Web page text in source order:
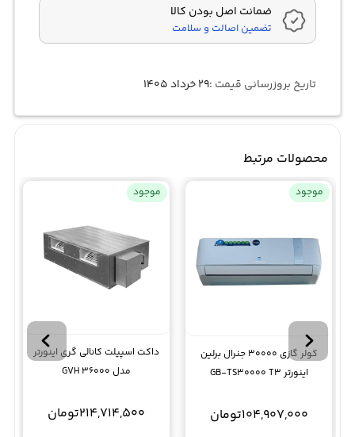
ضمانت اصل بودن کالا
تضمین اصالت و سلامت
تاریخ بروزرسانی قیمت :۲۹ خرداد ۱۴۰۵
محصولات مرتبط
موجود
کولر گازی 30000 جنرال برلین
اینورتر GB-TS30000 T3
104,907,000تومان
موجود
داکت اسپیلت کانالی گری اینورتر
مدل GVH 36000
214,714,500تومان